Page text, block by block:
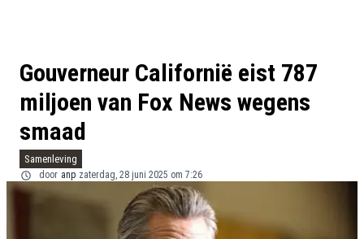
Gouverneur Californië eist 787
miljoen van Fox News wegens
smaad
Samenleving
door anp zaterdag, 28 juni 2025 om 7:26